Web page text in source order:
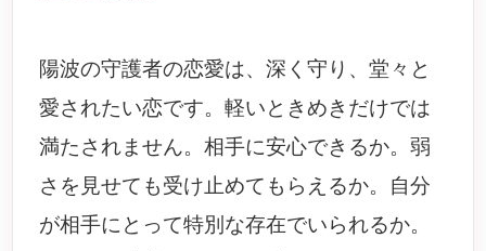
陽波の守護者の恋愛は、深く守り、堂々と
愛されたい恋です。軽いときめきだけでは
満たされません。相手に安心できるか。弱
さを見せても受け止めてもらえるか。自分
が相手にとって特別な存在でいられるか。